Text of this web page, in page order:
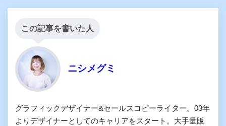
この記事を書いた人
ニシメグミ
グラフィックデザイナー&セールスコピーライター。03年
よりデザイナーとしてのキャリアをスタート。大手量販